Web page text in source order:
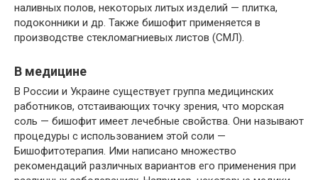
наливных полов, некоторых литых изделий — плитка,
подоконники и др. Также бишофит применяется в
производстве стекломагниевых листов (СМЛ).
В медицине
В России и Украине существует группа медицинских
работников, отстаивающих точку зрения, что морская
соль — бишофит имеет лечебные свойства. Они называют
процедуры с использованием этой соли —
Бишофитотерапия. Ими написано множество
рекомендаций различных вариантов его применения при